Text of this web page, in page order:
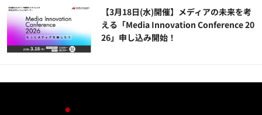
【3月18日(水)開催】メディアの未来を考
える「Media Innovation Conference 20
26」申し込み開始！